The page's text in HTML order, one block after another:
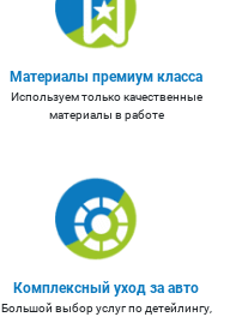
Материалы премиум класса
Используем только качественные
материалы в работе
Комплексный уход за авто
Большой выбор услуг по детейлингу,